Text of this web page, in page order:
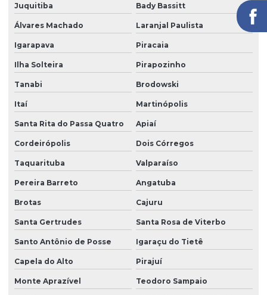
Recepção e segurança em portarias
Recepção terceirização
Serviço de câmeras 24 horas
Serviço de facilities
Serviço de limpeza para empresas
Serviço de limpeza com equipamentos profissionais
Serviço de limpeza pós obra
Serviço de limpeza profissional
Serviço de limpeza terceirizado
Serviço de limpeza terceirizado preço
Serviço de limpeza de vidros
Juquitiba Bady Bassitt
Álvares Machado Laranjal Paulista
Igarapava Piracaia
Ilha Solteira Pirapozinho
Tanabi Brodowski
Itaí Martinópolis
Santa Rita do Passa Quatro Apiaí
Cordeirópolis Dois Córregos
Taquarituba Valparaíso
Pereira Barreto Angatuba
Brotas Cajuru
Santa Gertrudes Santa Rosa de Viterbo
Santo Antônio de Posse Igaraçu do Tietê
Capela do Alto Pirajuí
Monte Aprazível Teodoro Sampaio